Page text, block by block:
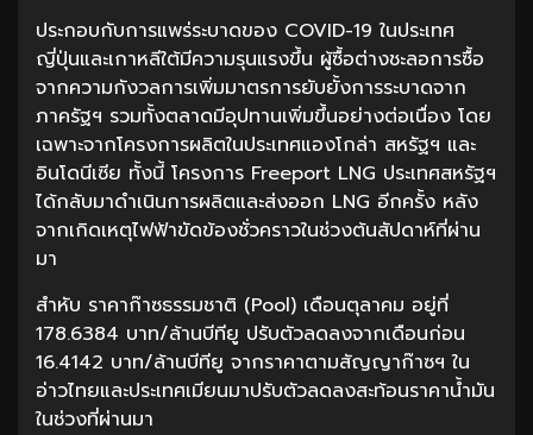
ประกอบกับการแพร่ระบาดของ COVID-19 ในประเทศ
ญี่ปุ่นและเกาหลีใต้มีความรุนแรงขึ้น ผู้ซื้อต่างชะลอการซื้อ
จากความกังวลการเพิ่มมาตรการยับยั้งการระบาดจาก
ภาครัฐฯ รวมทั้งตลาดมีอุปทานเพิ่มขึ้นอย่างต่อเนื่อง โดย
เฉพาะจากโครงการผลิตในประเทศแองโกล่า สหรัฐฯ และ
อินโดนีเซีย ทั้งนี้ โครงการ Freeport LNG ประเทศสหรัฐฯ
ได้กลับมาดำเนินการผลิตและส่งออก LNG อีกครั้ง หลัง
จากเกิดเหตุไฟฟ้าขัดข้องชั่วคราวในช่วงต้นสัปดาห์ที่ผ่าน
มา
สำหับ ราคาก๊าซธรรมชาติ (Pool) เดือนตุลาคม อยู่ที่
178.6384 บาท/ล้านบีทียู ปรับตัวลดลงจากเดือนก่อน
16.4142 บาท/ล้านบีทียู จากราคาตามสัญญาก๊าซฯ ใน
อ่าวไทยและประเทศเมียนมาปรับตัวลดลงสะท้อนราคาน้ำมัน
ในช่วงที่ผ่านมา